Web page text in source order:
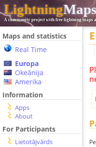
Lightning
A community project with free lightning maps
Maps and statistics
Real Time
Europa
Okeānija
Amerika
Information
Apps
About
For Participants
Lietotājvārds